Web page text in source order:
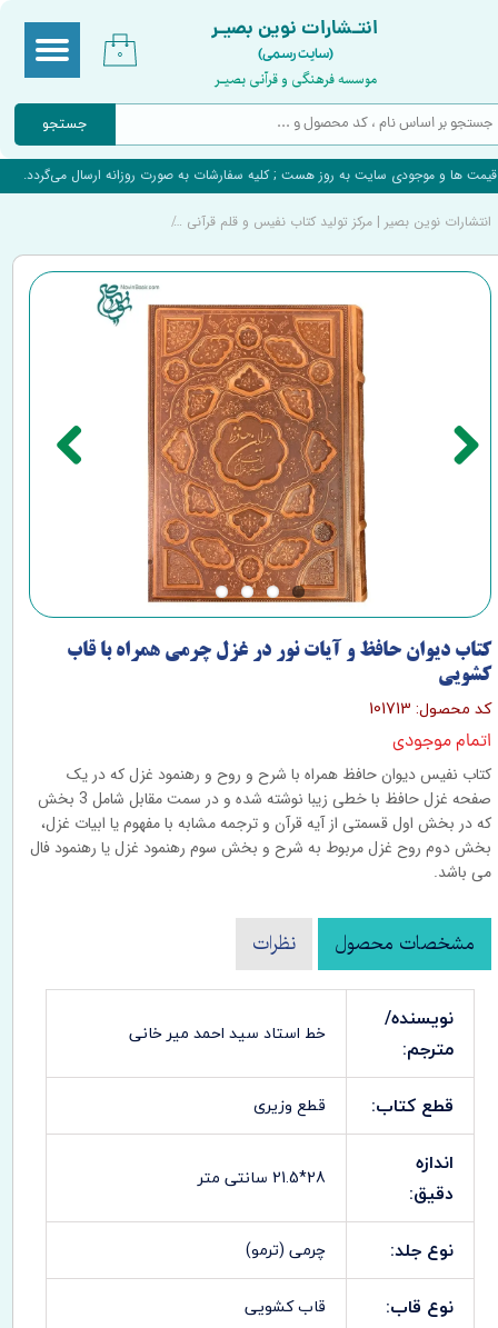
جستجو
۰
انتـشارات نوین بصیـر
موسسه فرهنگی و قرآنی بصیـر
(سایت رسمی)
قیمت ها و موجودی سایت به روز هست ; کلیه سفارشات به صورت روزانه ارسال می‌گردد.
انتشارات نوین بصیر | مرکز تولید کتاب نفیس و قلم قرآنی
کتاب دیوان حافظ و آیات نور در غزل چرمی همراه با قاب
کشویی
کد محصول: 101713
اتمام موجودی
کتاب نفیس دیوان حافظ همراه با شرح و روح و رهنمود غزل که در یک
صفحه غزل حافظ با خطی زیبا نوشته شده و در سمت مقابل شامل 3 بخش
که در بخش اول قسمتی از آیه قرآن و ترجمه مشابه با مفهوم یا ابیات غزل،
بخش دوم روح غزل مربوط به شرح و بخش سوم رهنمود غزل یا رهنمود فال
می باشد.
مشخصات محصول نظرات
نویسنده/
مترجم:
خط استاد سید احمد میر خانی
قطع کتاب: قطع وزیری
اندازه
دقیق:
28*21.5 سانتی متر
نوع جلد: چرمی (ترمو)
نوع قاب: قاب کشویی